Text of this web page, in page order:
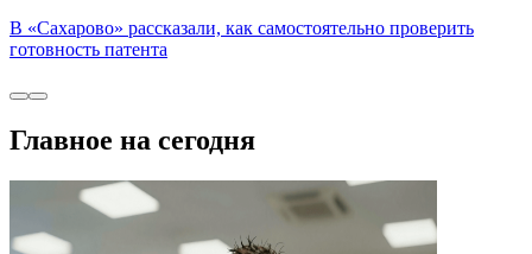
В «Сахарово» рассказали, как самостоятельно проверить
готовность патента
Главное на сегодня